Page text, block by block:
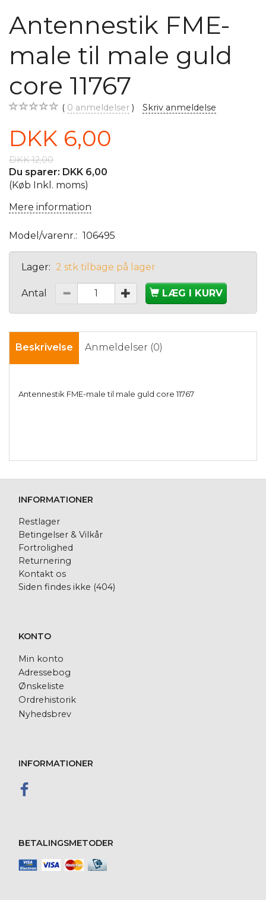
Antennestik FME-
male til male guld
core 11767
0 anmeldelser Skriv anmeldelse
DKK 6,00
DKK 12,00
Du sparer: DKK 6,00
(Køb Inkl. moms)
Mere information
Model/varenr.: 106495
Lager: 2 stk tilbage på lager
Antal LÆG I KURV
Beskrivelse Anmeldelser (0)
Antennestik FME-male til male guld core 11767
INFORMATIONER
Restlager
Betingelser & Vilkår
Fortrolighed
Returnering
Kontakt os
Siden findes ikke (404)
KONTO
Min konto
Adressebog
Ønskeliste
Ordrehistorik
Nyhedsbrev
INFORMATIONER
BETALINGSMETODER